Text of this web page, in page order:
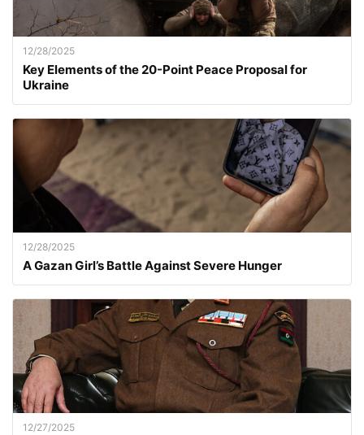
12/28/2025
Key Elements of the 20-Point Peace Proposal for
Ukraine
12/28/2025
A Gazan Girl’s Battle Against Severe Hunger
12/27/2025